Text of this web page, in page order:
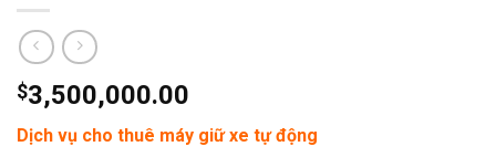
$3,500,000.00
Dịch vụ cho thuê máy giữ xe tự động